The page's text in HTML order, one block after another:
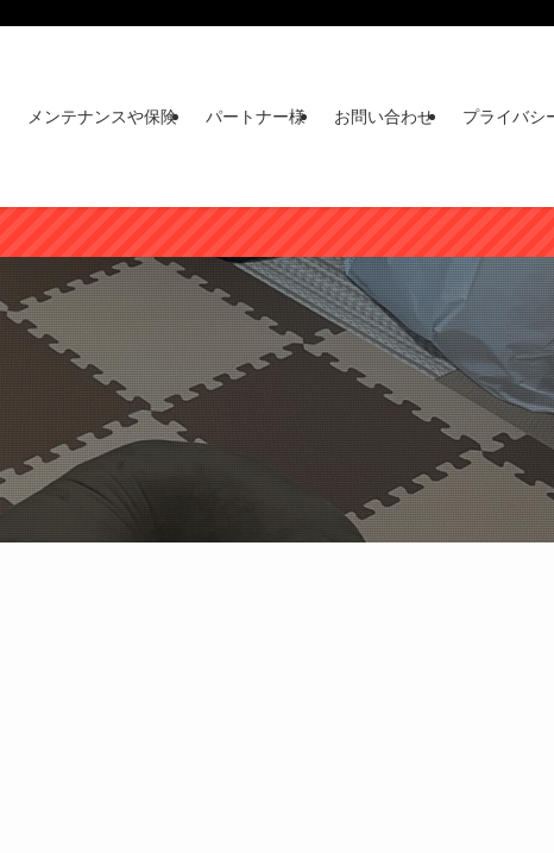
メンテナンスや保険 パートナー様 お問い合わせ プライバシ